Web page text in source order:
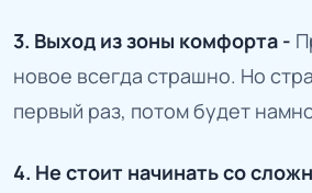
3. Выход из зоны комфорта -
новое всегда страшно. Но
первый раз, потом будет
4. Не стоит начинать со